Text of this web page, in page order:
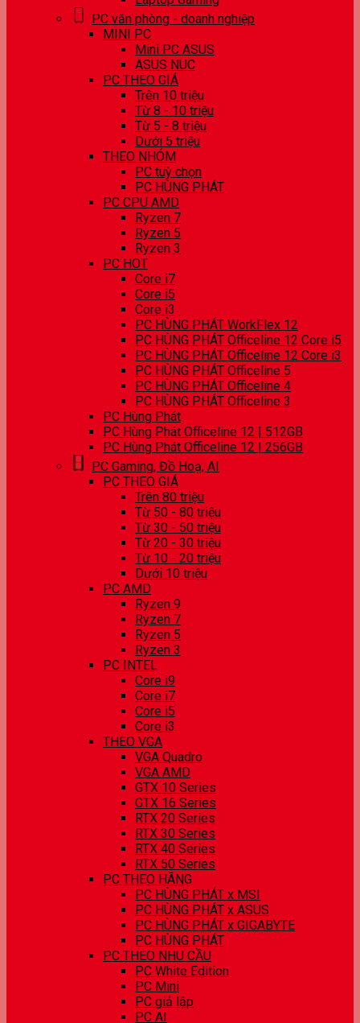
PC văn phòng - doanh nghiệp
MINI PC
Mini PC ASUS
ASUS NUC
PC THEO GIÁ
Trên 10 triệu
Từ 8 - 10 triệu
Từ 5 - 8 triệu
Dưới 5 triệu
THEO NHÓM
PC tuỳ chọn
PC HÙNG PHÁT
PC CPU AMD
Ryzen 7
Ryzen 5
Ryzen 3
PC HOT
Core i7
Core i5
Core i3
PC HÙNG PHÁT WorkFlex 12
PC HÙNG PHÁT Officeline 12 Core i5
PC HÙNG PHÁT Officeline 12 Core i3
PC HÙNG PHÁT Officeline 5
PC HÙNG PHÁT Officeline 4
PC HÙNG PHÁT Officeline 3
PC Hùng Phát
PC Hùng Phát Officeline 12 | 512GB
PC Hùng Phát Officeline 12 | 256GB
PC Gaming, Đồ Hoạ, AI
PC THEO GIÁ
Trên 80 triệu
Từ 50 - 80 triệu
Từ 30 - 50 triệu
Từ 20 - 30 triệu
Từ 10 - 20 triệu
Dưới 10 triệu
PC AMD
Ryzen 9
Ryzen 7
Ryzen 5
Ryzen 3
PC INTEL
Core i9
Core i7
Core i5
Core i3
THEO VGA
VGA Quadro
VGA AMD
GTX 10 Series
GTX 16 Series
RTX 20 Series
RTX 30 Series
RTX 40 Series
RTX 50 Series
PC THEO HÃNG
PC HÙNG PHÁT x MSI
PC HÙNG PHÁT x ASUS
PC HÙNG PHÁT x GIGABYTE
PC HÙNG PHÁT
PC THEO NHU CẦU
PC White Edition
PC Mini
PC giả lập
PC AI